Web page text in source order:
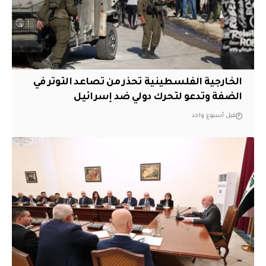
الخارجية الفلسطينية تحذر من تصاعد التوتر في
الضفة وتدعو لتحرك دولي ضد إسرائيل
قبل أسبوع واحد